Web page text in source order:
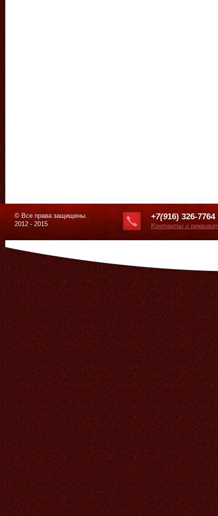
© Все права защищены.
2012 - 2015
+7(916) 326-7764
Контакты и